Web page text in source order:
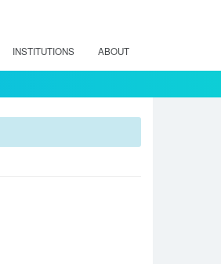
INSTITUTIONS ABOUT